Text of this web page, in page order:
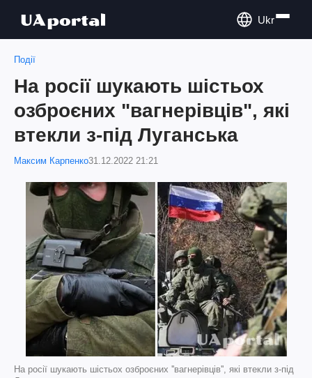
Ukr
Події
На росії шукають шістьох
озброєних "вагнерівців", які
втекли з-під Луганська
Максим Карпенко31.12.2022 21:21
На росії шукають шістьох озброєних ''вагнерівців'', які втекли з-під